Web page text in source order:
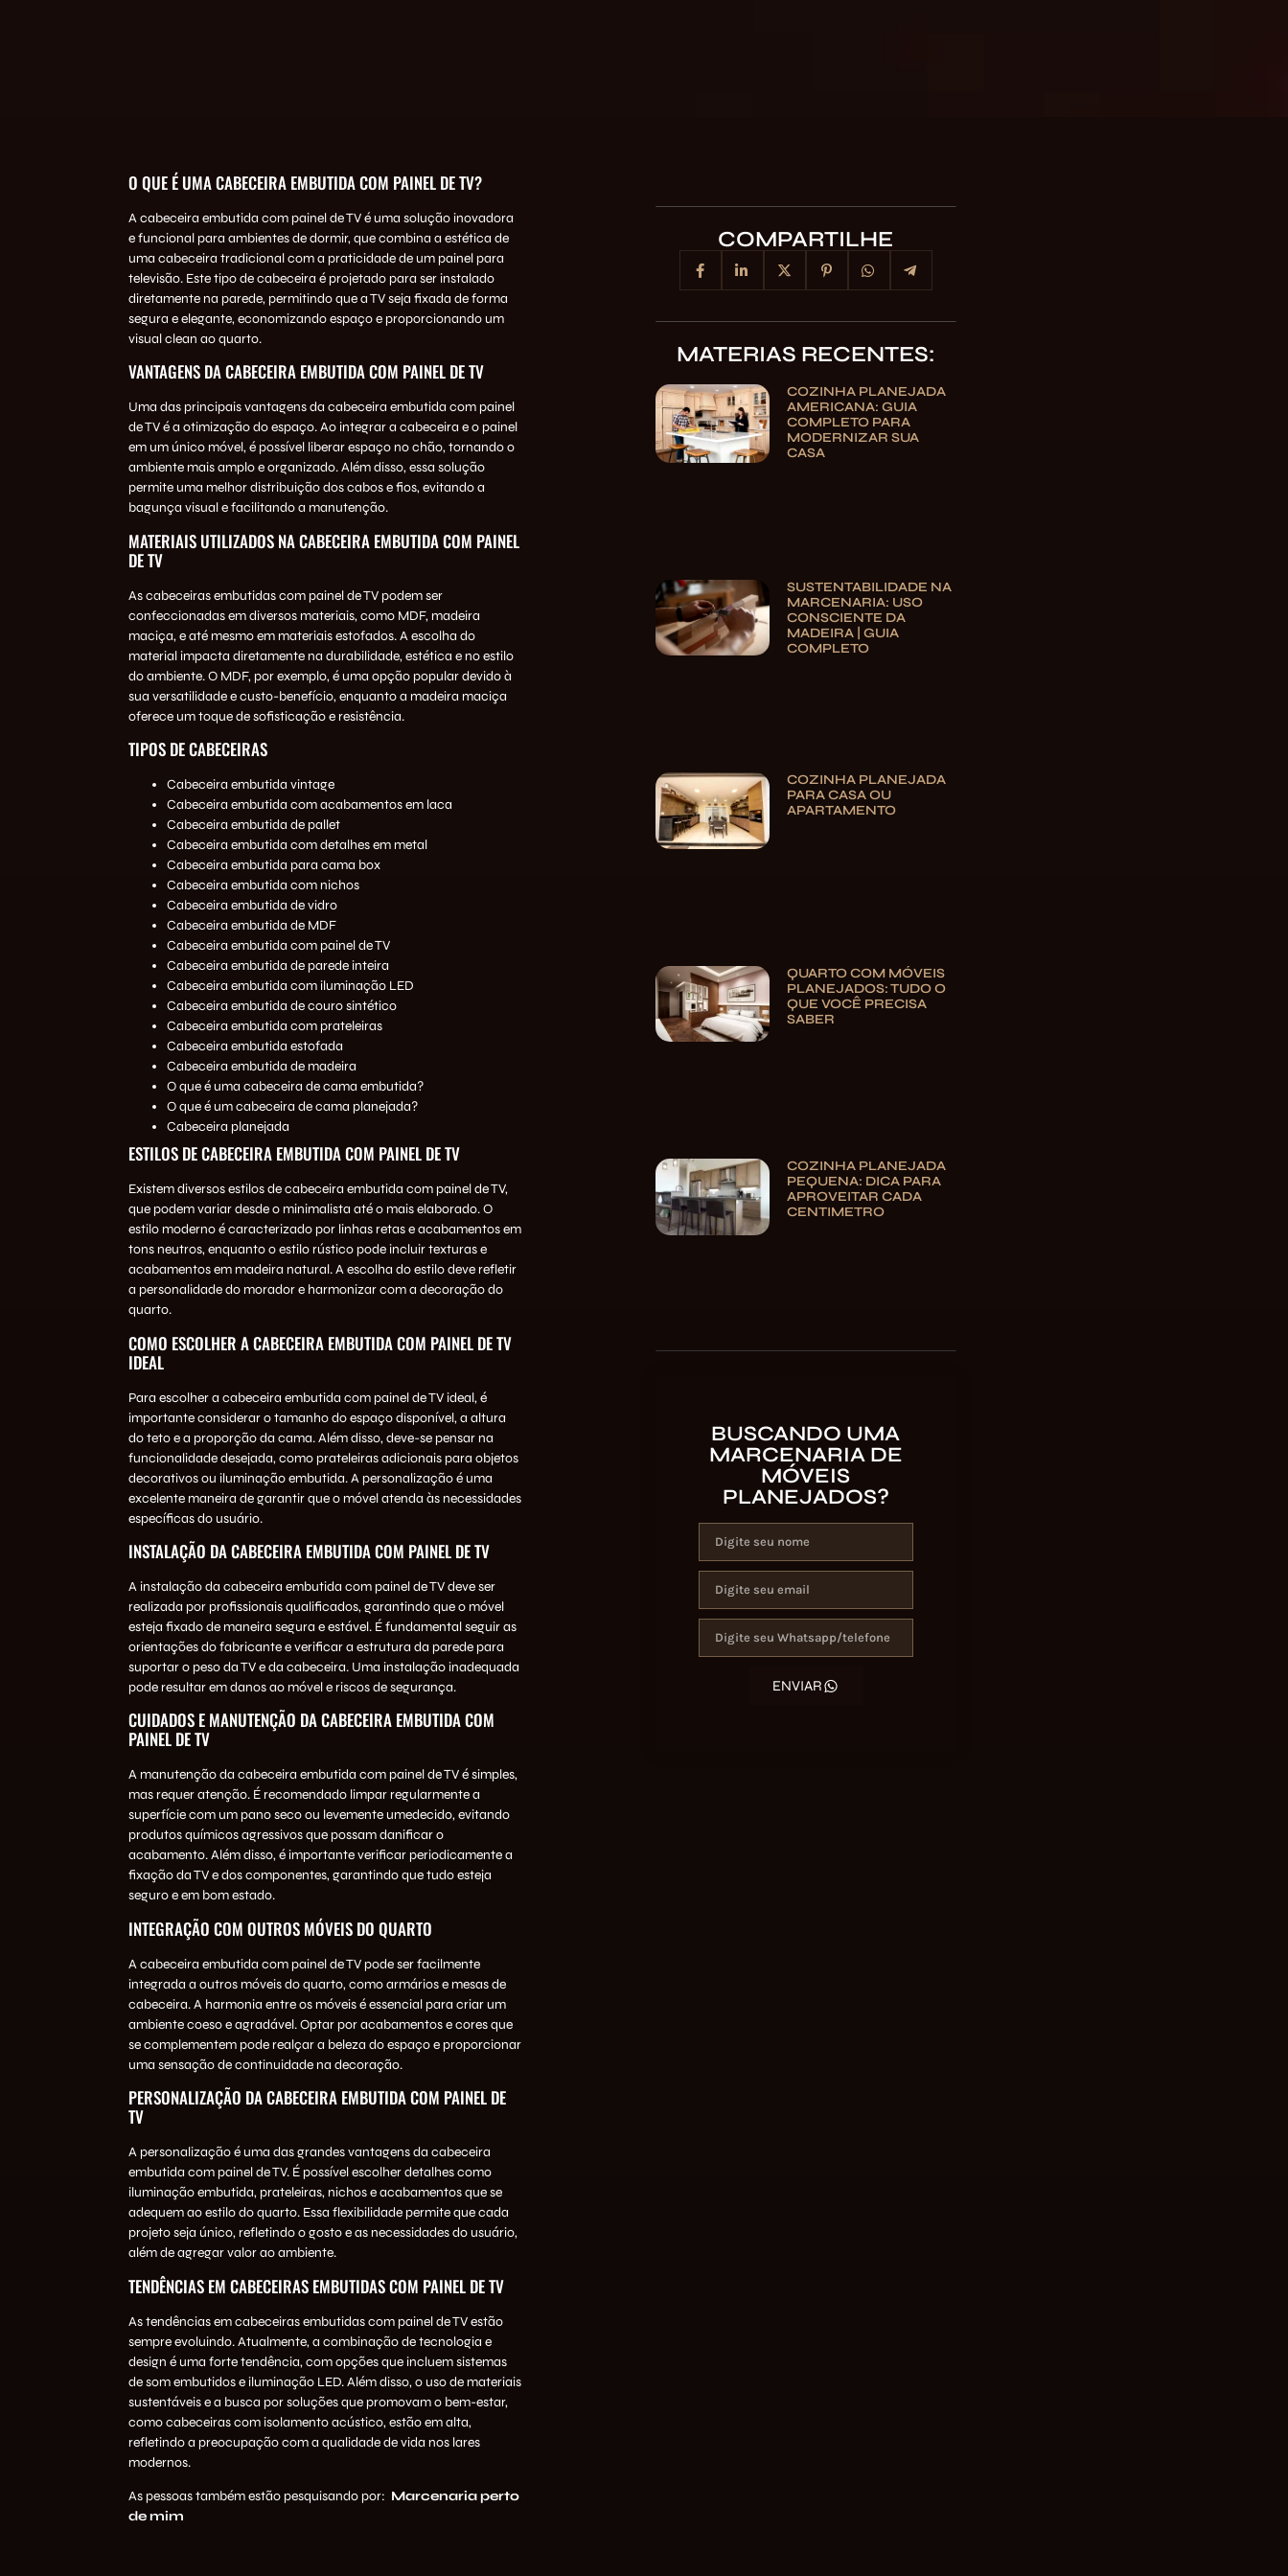
O QUE É UMA CABECEIRA EMBUTIDA COM PAINEL DE TV?
A cabeceira embutida com painel de TV é uma solução inovadora
e funcional para ambientes de dormir, que combina a estética de
uma cabeceira tradicional com a praticidade de um painel para
televisão. Este tipo de cabeceira é projetado para ser instalado
diretamente na parede, permitindo que a TV seja fixada de forma
segura e elegante, economizando espaço e proporcionando um
visual clean ao quarto.
VANTAGENS DA CABECEIRA EMBUTIDA COM PAINEL DE TV
Uma das principais vantagens da cabeceira embutida com painel
de TV é a otimização do espaço. Ao integrar a cabeceira e o painel
em um único móvel, é possível liberar espaço no chão, tornando o
ambiente mais amplo e organizado. Além disso, essa solução
permite uma melhor distribuição dos cabos e fios, evitando a
bagunça visual e facilitando a manutenção.
MATERIAIS UTILIZADOS NA CABECEIRA EMBUTIDA COM PAINEL
DE TV
As cabeceiras embutidas com painel de TV podem ser
confeccionadas em diversos materiais, como MDF, madeira
maciça, e até mesmo em materiais estofados. A escolha do
material impacta diretamente na durabilidade, estética e no estilo
do ambiente. O MDF, por exemplo, é uma opção popular devido à
sua versatilidade e custo-benefício, enquanto a madeira maciça
oferece um toque de sofisticação e resistência.
TIPOS DE CABECEIRAS
Cabeceira embutida vintage
Cabeceira embutida com acabamentos em laca
Cabeceira embutida de pallet
Cabeceira embutida com detalhes em metal
Cabeceira embutida para cama box
Cabeceira embutida com nichos
Cabeceira embutida de vidro
Cabeceira embutida de MDF
Cabeceira embutida com painel de TV
Cabeceira embutida de parede inteira
Cabeceira embutida com iluminação LED
Cabeceira embutida de couro sintético
Cabeceira embutida com prateleiras
Cabeceira embutida estofada
Cabeceira embutida de madeira
O que é uma cabeceira de cama embutida?
O que é um cabeceira de cama planejada?
Cabeceira planejada
ESTILOS DE CABECEIRA EMBUTIDA COM PAINEL DE TV
Existem diversos estilos de cabeceira embutida com painel de TV,
que podem variar desde o minimalista até o mais elaborado. O
estilo moderno é caracterizado por linhas retas e acabamentos em
tons neutros, enquanto o estilo rústico pode incluir texturas e
acabamentos em madeira natural. A escolha do estilo deve refletir
a personalidade do morador e harmonizar com a decoração do
quarto.
COMO ESCOLHER A CABECEIRA EMBUTIDA COM PAINEL DE TV
IDEAL
Para escolher a cabeceira embutida com painel de TV ideal, é
importante considerar o tamanho do espaço disponível, a altura
do teto e a proporção da cama. Além disso, deve-se pensar na
funcionalidade desejada, como prateleiras adicionais para objetos
decorativos ou iluminação embutida. A personalização é uma
excelente maneira de garantir que o móvel atenda às necessidades
específicas do usuário.
INSTALAÇÃO DA CABECEIRA EMBUTIDA COM PAINEL DE TV
A instalação da cabeceira embutida com painel de TV deve ser
realizada por profissionais qualificados, garantindo que o móvel
esteja fixado de maneira segura e estável. É fundamental seguir as
orientações do fabricante e verificar a estrutura da parede para
suportar o peso da TV e da cabeceira. Uma instalação inadequada
pode resultar em danos ao móvel e riscos de segurança.
CUIDADOS E MANUTENÇÃO DA CABECEIRA EMBUTIDA COM
PAINEL DE TV
A manutenção da cabeceira embutida com painel de TV é simples,
mas requer atenção. É recomendado limpar regularmente a
superfície com um pano seco ou levemente umedecido, evitando
produtos químicos agressivos que possam danificar o
acabamento. Além disso, é importante verificar periodicamente a
fixação da TV e dos componentes, garantindo que tudo esteja
seguro e em bom estado.
INTEGRAÇÃO COM OUTROS MÓVEIS DO QUARTO
A cabeceira embutida com painel de TV pode ser facilmente
integrada a outros móveis do quarto, como armários e mesas de
cabeceira. A harmonia entre os móveis é essencial para criar um
ambiente coeso e agradável. Optar por acabamentos e cores que
se complementem pode realçar a beleza do espaço e proporcionar
uma sensação de continuidade na decoração.
PERSONALIZAÇÃO DA CABECEIRA EMBUTIDA COM PAINEL DE
TV
A personalização é uma das grandes vantagens da cabeceira
embutida com painel de TV. É possível escolher detalhes como
iluminação embutida, prateleiras, nichos e acabamentos que se
adequem ao estilo do quarto. Essa flexibilidade permite que cada
projeto seja único, refletindo o gosto e as necessidades do usuário,
além de agregar valor ao ambiente.
TENDÊNCIAS EM CABECEIRAS EMBUTIDAS COM PAINEL DE TV
As tendências em cabeceiras embutidas com painel de TV estão
sempre evoluindo. Atualmente, a combinação de tecnologia e
design é uma forte tendência, com opções que incluem sistemas
de som embutidos e iluminação LED. Além disso, o uso de materiais
sustentáveis e a busca por soluções que promovam o bem-estar,
como cabeceiras com isolamento acústico, estão em alta,
refletindo a preocupação com a qualidade de vida nos lares
modernos.
As pessoas também estão pesquisando por: Marcenaria perto
de mim
COMPARTILHE
MATERIAS RECENTES:
COZINHA PLANEJADA
AMERICANA: GUIA
COMPLETO PARA
MODERNIZAR SUA
CASA
SUSTENTABILIDADE NA
MARCENARIA: USO
CONSCIENTE DA
MADEIRA | GUIA
COMPLETO
COZINHA PLANEJADA
PARA CASA OU
APARTAMENTO
QUARTO COM MÓVEIS
PLANEJADOS: TUDO O
QUE VOCÊ PRECISA
SABER
COZINHA PLANEJADA
PEQUENA: DICA PARA
APROVEITAR CADA
CENTIMETRO
BUSCANDO UMA
MARCENARIA DE
MÓVEIS
PLANEJADOS?
ENVIAR